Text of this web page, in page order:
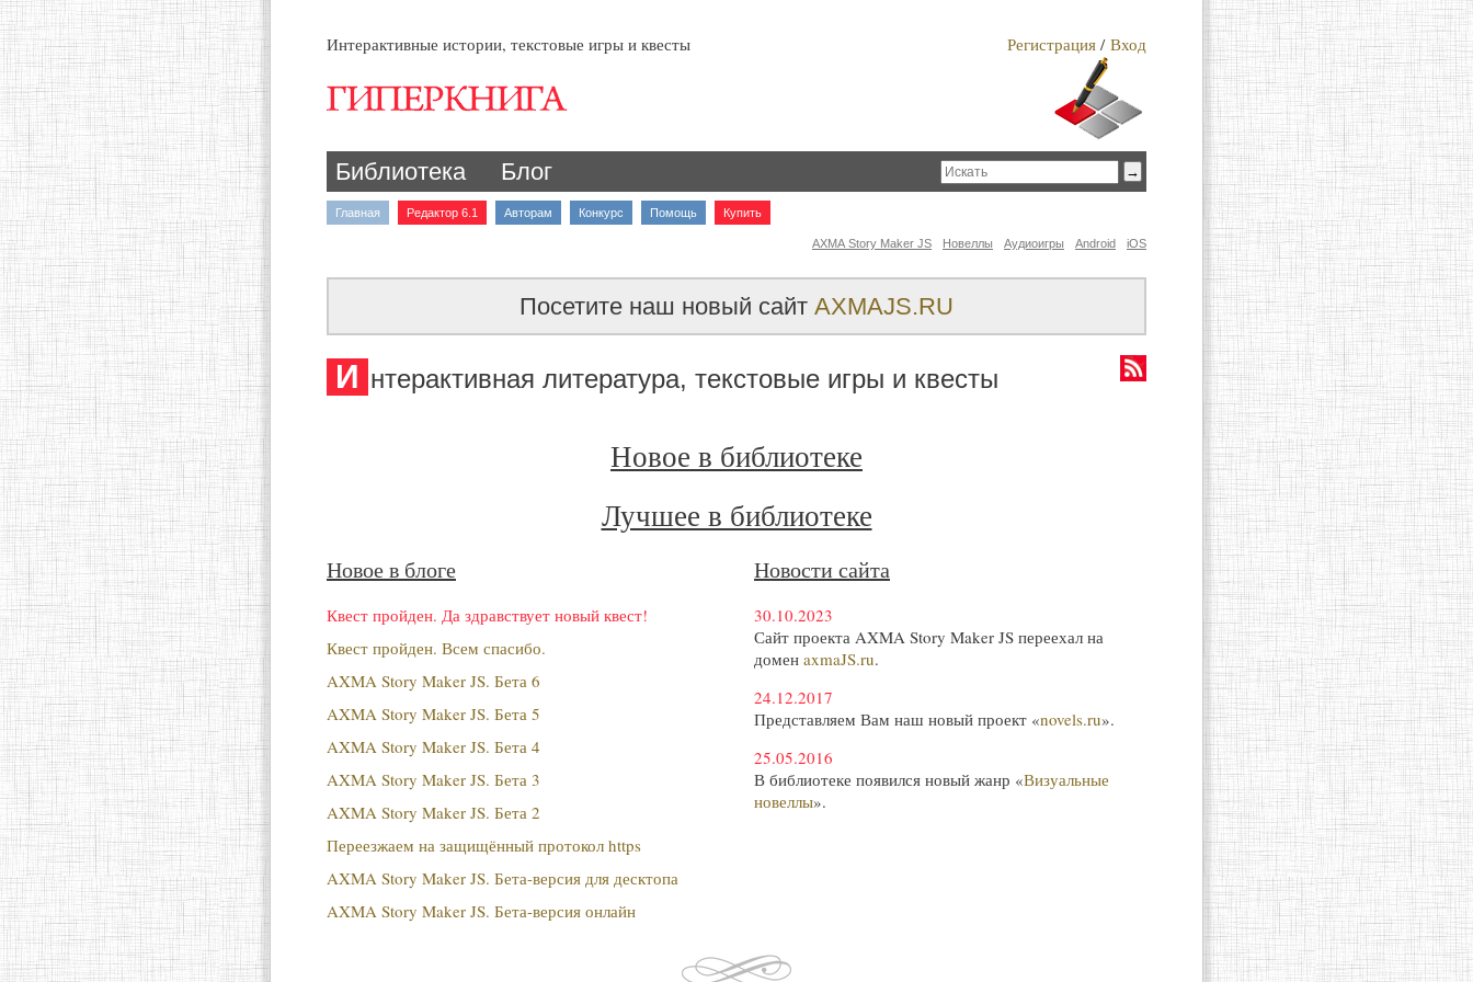
Интерактивные истории, текстовые игры и квесты Регистрация / Вход
Библиотека Блог
Главная Редактор 6.1 Авторам Конкурс Помощь Купить
iOS
Android
Аудиоигры
Новеллы
AXMA Story Maker JS
Посетите наш новый сайт AXMAJS.RU
И нтерактивная литература, текстовые игры и квесты
Новое в библиотеке
Лучшее в библиотеке
Новое в блоге
Квест пройден. Да здравствует новый квест!
Квест пройден. Всем спасибо.
AXMA Story Maker JS. Бета 6
AXMA Story Maker JS. Бета 5
AXMA Story Maker JS. Бета 4
AXMA Story Maker JS. Бета 3
AXMA Story Maker JS. Бета 2
Переезжаем на защищённый протокол https
AXMA Story Maker JS. Бета-версия для десктопа
AXMA Story Maker JS. Бета-версия онлайн
Новости сайта
30.10.2023
Сайт проекта AXMA Story Maker JS переехал на
домен axmaJS.ru.
24.12.2017
Представляем Вам наш новый проект «novels.ru».
25.05.2016
В библиотеке появился новый жанр «Визуальные
новеллы».